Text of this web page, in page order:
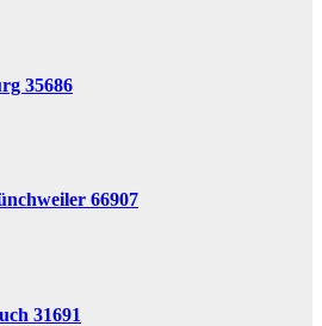
35686
66907
31691